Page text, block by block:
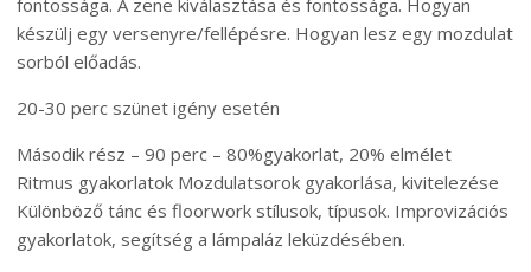
fontossága. A zene kiválasztása és fontossága. Hogyan
készülj egy versenyre/fellépésre. Hogyan lesz egy mozdulat
sorból előadás.
20-30 perc szünet igény esetén
Második rész – 90 perc – 80%gyakorlat, 20% elmélet
Ritmus gyakorlatok Mozdulatsorok gyakorlása, kivitelezése
Különböző tánc és floorwork stílusok, típusok. Improvizációs
gyakorlatok, segítség a lámpaláz leküzdésében.